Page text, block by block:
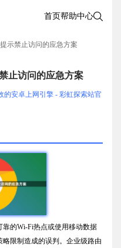
首页帮助中心
示禁止访问的应急方案
止访问的应急方案
的安卓上网引擎 - 彩虹探索站官
的Wi-Fi热点或使用移动数据
限制造成的误判。企业级路由